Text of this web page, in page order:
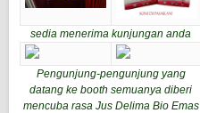
sedia menerima kunjungan anda
Pengunjung-pengunjung yang
datang ke booth semuanya diberi
mencuba rasa Jus Delima Bio Emas